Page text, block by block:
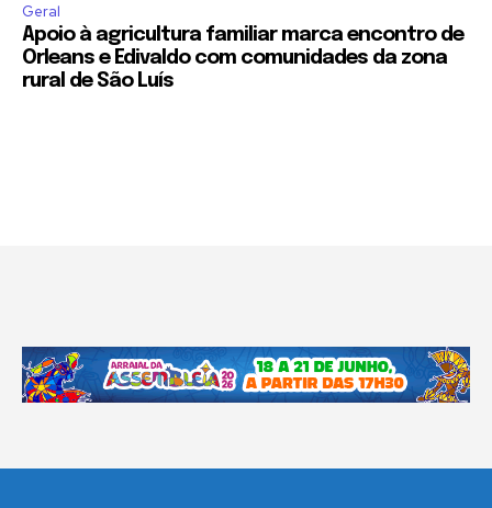
Geral
Apoio à agricultura familiar marca encontro de
Orleans e Edivaldo com comunidades da zona
rural de São Luís